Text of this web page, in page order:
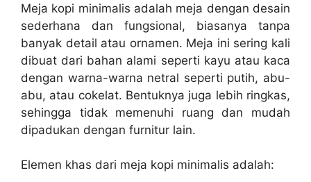
Meja kopi minimalis adalah meja dengan desain
sederhana dan fungsional, biasanya tanpa
banyak detail atau ornamen. Meja ini sering kali
dibuat dari bahan alami seperti kayu atau kaca
dengan warna-warna netral seperti putih, abu-
abu, atau cokelat. Bentuknya juga lebih ringkas,
sehingga tidak memenuhi ruang dan mudah
dipadukan dengan furnitur lain.
Elemen khas dari meja kopi minimalis adalah: